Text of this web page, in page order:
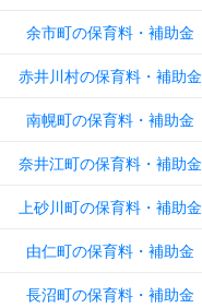
余市町の保育料・補助金
赤井川村の保育料・補助金
南幌町の保育料・補助金
奈井江町の保育料・補助金
上砂川町の保育料・補助金
由仁町の保育料・補助金
長沼町の保育料・補助金